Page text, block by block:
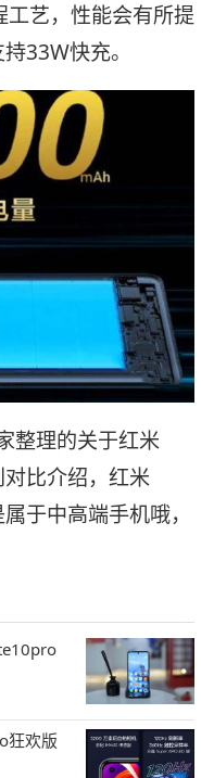
艺，性能会有所提
33W快充。
整理的关于红米
比介绍，红米
于中高端手机哦，
狂欢版